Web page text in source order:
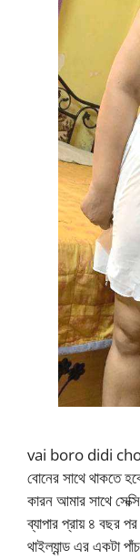
vai boro didi choti
বোনের সাথে থাকতে
কারন আমার সাথে
ব্যাপার প্রায় ৪ বছর
থাইল্যান্ড এর একটা